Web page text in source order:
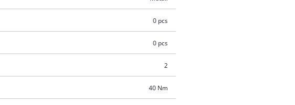
0 pcs
0 pcs
2
40 Nm